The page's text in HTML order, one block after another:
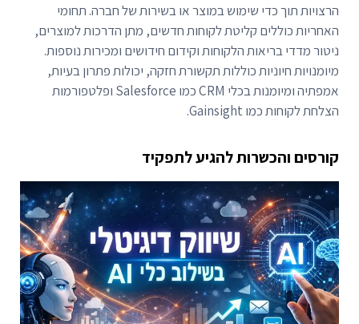
הרצויות תוך כדי שימוש במוצר או בשירות של חברה. תחומי
האחריות כוללים קליטת לקוחות חדשים, מתן הדרכות למוצרים,
ניטור מדדי בריאות הלקוחות וקידום חידושים ומכירות נוספות.
מיומנויות חיוניות כוללות תקשורת חזקה, יכולות פתרון בעיות,
אמפתיה ומיומנות בכלי CRM כמו Salesforce ופלטפורמות
הצלחת לקוחות כמו Gainsight.
קורסים והכשרות להגיע לתפקיד